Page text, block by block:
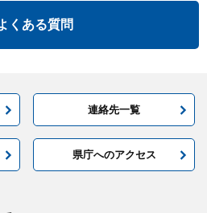
くある質問
連絡先一覧
県庁へのアクセス